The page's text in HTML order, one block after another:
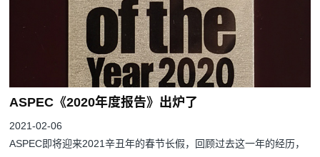
ASPEC《2020年度报告》出炉了
2021-02-06
ASPEC即将迎来2021辛丑年的春节长假，回顾过去这一年的经历，